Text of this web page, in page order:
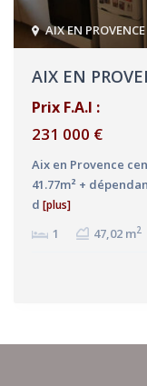
AIX EN PROVENCE
AIX EN
Prix F.A.I :
231 000 €
Aix en Provence
41.77m² +
d [plus]
1 47,02 m2